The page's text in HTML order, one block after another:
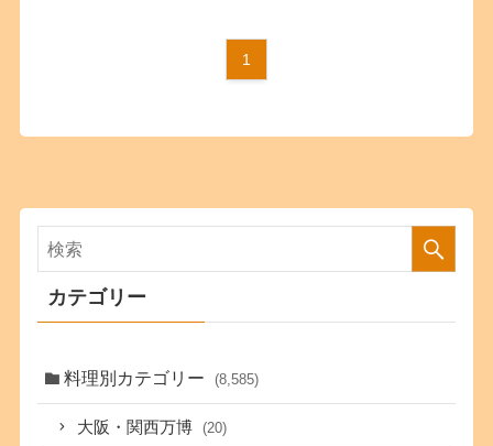
1
カテゴリー
料理別カテゴリー (8,585)
大阪・関西万博 (20)